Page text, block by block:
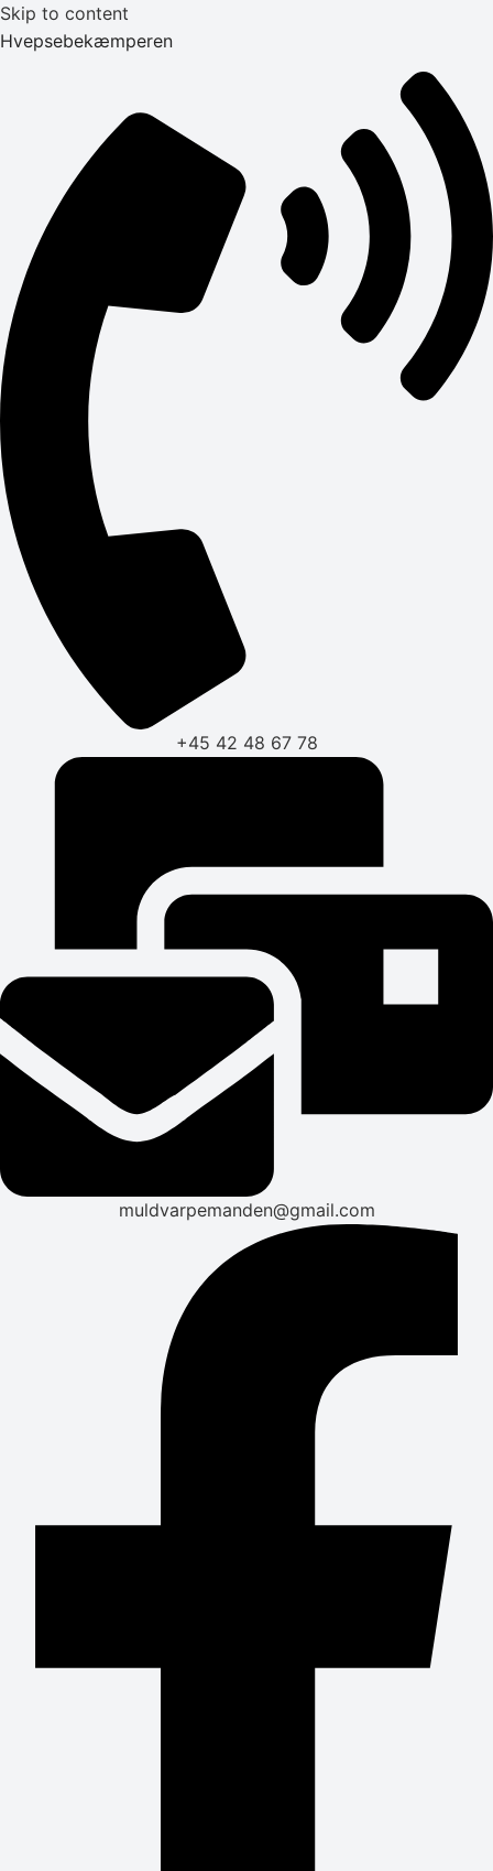
Skip to content
Hvepsebekæmperen
+45 42 48 67 78
muldvarpemanden@gmail.com